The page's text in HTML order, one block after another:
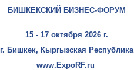
БИШКЕКСКИЙ БИЗНЕС-ФОРУМ
15 - 17 октября 2026 г.
г. Бишкек, Кыргызская Республика
www.ExpoRF.ru